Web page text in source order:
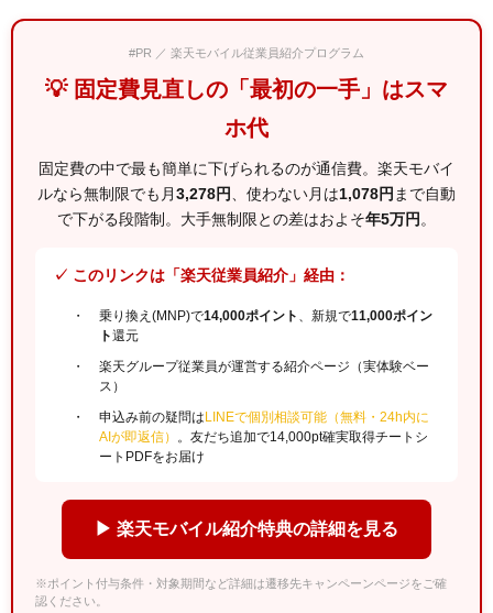
#PR ／ 楽天モバイル従業員紹介プログラム
💡 固定費見直しの「最初の一手」はスマ
ホ代
固定費の中で最も簡単に下げられるのが通信費。楽天モバイ
ルなら無制限でも月3,278円、使わない月は1,078円 まで自動
で下がる段階制。大手無制限との差はおよそ年5万円。
✓ このリンクは「楽天従業員紹介」経由：
乗り換え(MNP)で14,000ポイント 、新規で11,000ポイン
ト還元
楽天グループ従業員が運営する紹介ページ（実体験ベー
ス）
申込み前の疑問は LINEで個別相談可能（無料・24h内に
AIが即返信） 。友だち追加で14,000pt確実取得チートシ
ートPDFをお届け
▶ 楽天モバイル紹介特典の詳細を見る
※ポイント付与条件・対象期間など詳細は遷移先キャンペーンページをご確
認ください。